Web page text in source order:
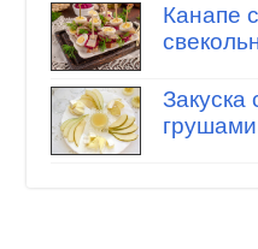
Канапе
Закуска